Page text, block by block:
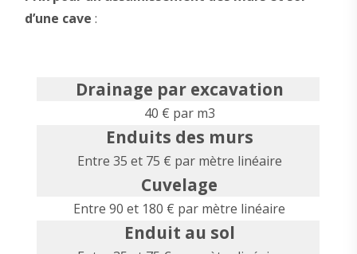
d’une cave :
Drainage par excavation
40 € par m3
Enduits des murs
Entre 35 et 75 € par mètre linéaire
Cuvelage
Entre 90 et 180 € par mètre linéaire
Enduit au sol